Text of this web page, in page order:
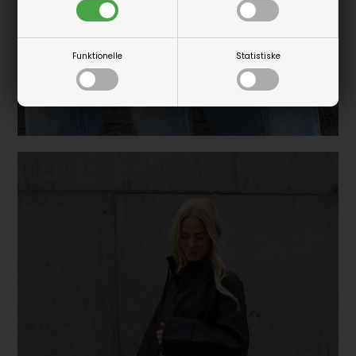
Funktionelle Statistiske